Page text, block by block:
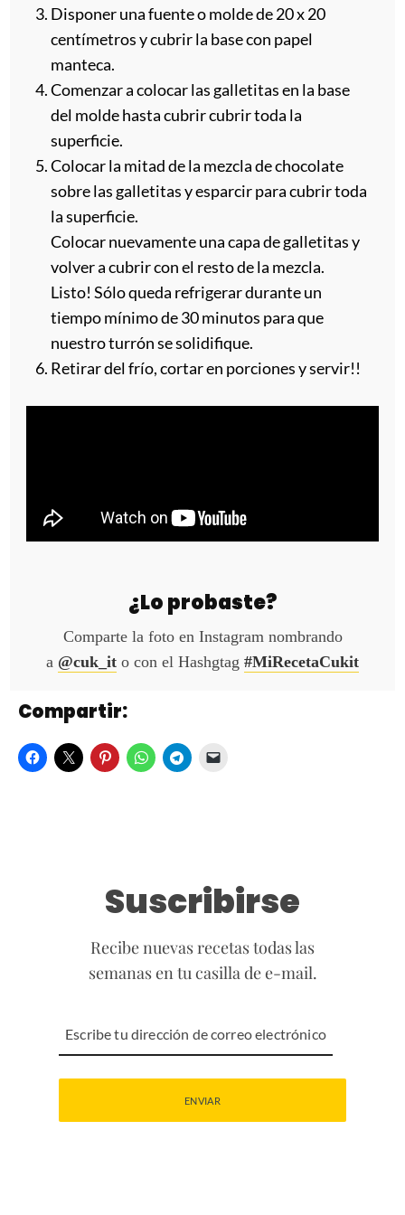
Disponer una fuente o molde de 20 x 20
centímetros y cubrir la base con papel
manteca.
Comenzar a colocar las galletitas en la base
del molde hasta cubrir cubrir toda la
superficie.
Colocar la mitad de la mezcla de chocolate
sobre las galletitas y esparcir para cubrir toda
la superficie.
Colocar nuevamente una capa de galletitas y
volver a cubrir con el resto de la mezcla.
Listo! Sólo queda refrigerar durante un
tiempo mínimo de 30 minutos para que
nuestro turrón se solidifique.
Retirar del frío, cortar en porciones y servir!!
¿Lo probaste?
Comparte la foto en Instagram nombrando
a @cuk_it o con el Hashgtag #MiRecetaCukit
Compartir:
Suscribirse
Recibe nuevas recetas todas las
semanas en tu casilla de e-mail.